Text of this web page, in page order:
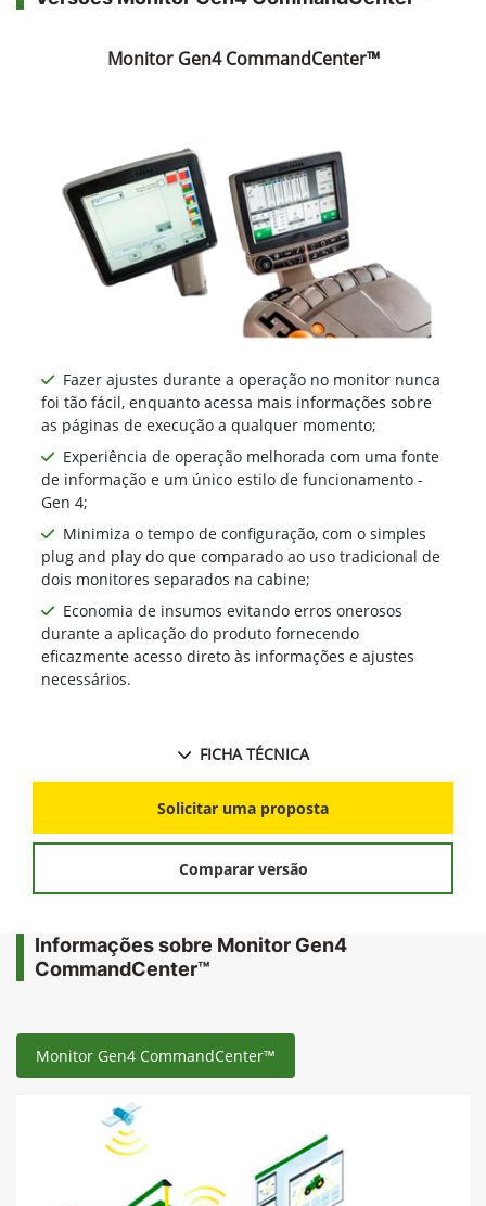
Monitor Gen4 CommandCenter™
Fazer ajustes durante a operação no monitor nunca
foi tão fácil, enquanto acessa mais informações sobre
as páginas de execução a qualquer momento;
Experiência de operação melhorada com uma fonte
de informação e um único estilo de funcionamento -
Gen 4;
Minimiza o tempo de configuração, com o simples
plug and play do que comparado ao uso tradicional de
dois monitores separados na cabine;
Economia de insumos evitando erros onerosos
durante a aplicação do produto fornecendo
eficazmente acesso direto às informações e ajustes
necessários.
FICHA TÉCNICA
Solicitar uma proposta
Comparar versão
Informações sobre Monitor Gen4
CommandCenter™
Monitor Gen4 CommandCenter™